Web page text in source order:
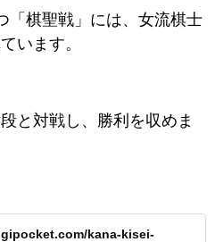
「棋聖戦」には、女流棋士
います。
と対戦し、勝利を収めま
kana-kisei-